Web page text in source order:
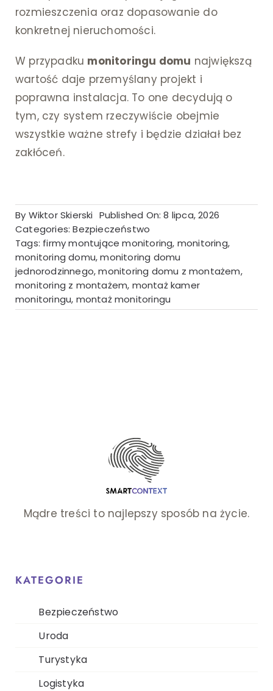
rozmieszczenia oraz dopasowanie do
konkretnej nieruchomości.
W przypadku monitoringu domu największą
wartość daje przemyślany projekt i
poprawna instalacja. To one decydują o
tym, czy system rzeczywiście obejmie
wszystkie ważne strefy i będzie działał bez
zakłóceń.
By Wiktor Skierski Published On: 8 lipca, 2026
Categories:Bezpieczeństwo
Tags: firmy montujące monitoring, monitoring,
monitoring domu,monitoring domu
jednorodzinnego,monitoring domu z montażem,
monitoring z montażem, montaż kamer
monitoringu, montaż monitoringu
Mądre treści to najlepszy sposób na życie.
KATEGORIE
Bezpieczeństwo
Uroda
Turystyka
Logistyka